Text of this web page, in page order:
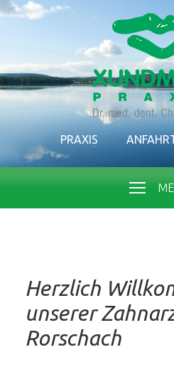
PRAXIS
Herzlich
unserer
Rorschach